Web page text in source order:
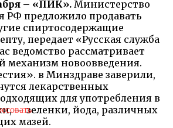
– «ПИК». Министерство
РФ предложило продавать
спиртосодержащие
передает «Русская служба
ведомство рассматривает
механизм новоовведения.
в Минздраве заверили,
лекарственных
для употребления в
— зеленки, йода, различных
мазей.